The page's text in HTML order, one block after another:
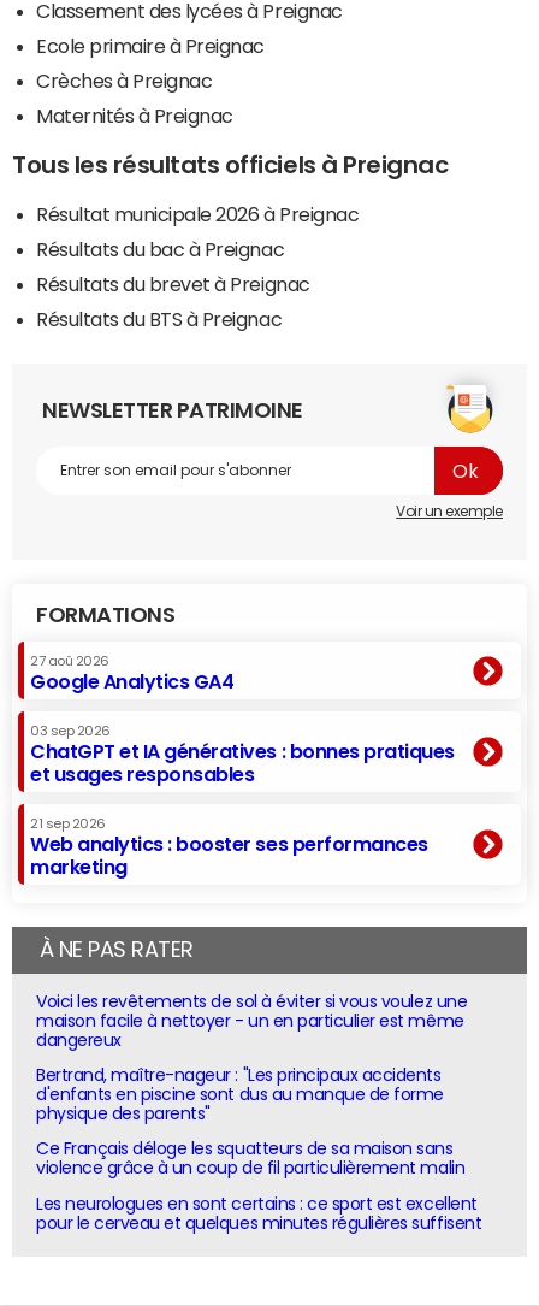
Classement des lycées à Preignac
Ecole primaire à Preignac
Crèches à Preignac
Maternités à Preignac
Tous les résultats officiels à Preignac
Résultat municipale 2026 à Preignac
Résultats du bac à Preignac
Résultats du brevet à Preignac
Résultats du BTS à Preignac
NEWSLETTER PATRIMOINE
Voir un exemple
FORMATIONS
27 aoû 2026
Google Analytics GA4
03 sep 2026
ChatGPT et IA génératives : bonnes pratiques
et usages responsables
21 sep 2026
Web analytics : booster ses performances
marketing
À NE PAS RATER
Voici les revêtements de sol à éviter si vous voulez une
maison facile à nettoyer - un en particulier est même
dangereux
Bertrand, maître-nageur : "Les principaux accidents
d'enfants en piscine sont dus au manque de forme
physique des parents"
Ce Français déloge les squatteurs de sa maison sans
violence grâce à un coup de fil particulièrement malin
Les neurologues en sont certains : ce sport est excellent
pour le cerveau et quelques minutes régulières suffisent